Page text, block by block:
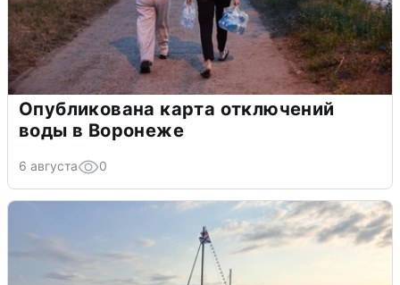
Опубликована карта отключений
воды в Воронеже
6 августа 0